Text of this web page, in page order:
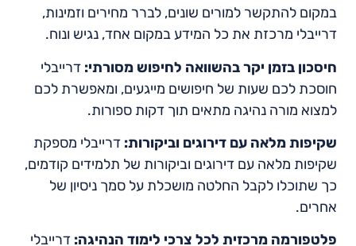
במקום להתקשר למורים שונים, לברר מחירים וזמינות,
דרייבלי מרכזת את כל המידע במקום אחד, נגיש ונוח.
חיסכון בזמן יקר בהשוואה לחיפוש מסורתי: דרייבלי
חוסכת לכם שעות של חיפושים מייגעים, ומאפשרת לכם
למצוא מורה נהיגה מתאים תוך דקות ספורות.
שקיפות מלאה עם דירוגים וביקורות: דרייבלי מספקת
שקיפות מלאה עם דירוגים וביקורות של תלמידים קודמים,
כך שתוכלו לקבל החלטה מושכלת על סמך ניסיון של
אחרים.
פלטפורמה מרכזית לכל צרכי לימוד הנהיגה: דרייבלי